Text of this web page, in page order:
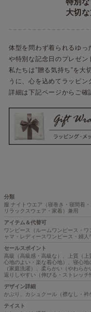
特別な
大切
体型を問わず着られるゆっ
や特別な記念日のプレゼン
私たちは”贈る気持ち”を大
うに、心を込めてラッピン
詳細は下記ページからご確
分類
服 ナイトウエア（寝巻き・寝間着
リラックスウェア・家着）兼用
アイテム＆代替可
ワンピース（ルームワンピース・
ャマ・レディースワンピース・婦人
セールスポイント
高級（高級感・高級な）、上質（
心地のよい・楽な着心地）、寝心
（家庭洗濯）、柔らかい（やわら
返りしやすい（伸びる・ストレッ
デザイン詳細
かぶり、カシュクール（襟なし・
テイスト